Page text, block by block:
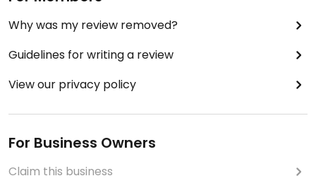
Why was my review removed?
Guidelines for writing a review
View our privacy policy
For Business Owners
Claim this business